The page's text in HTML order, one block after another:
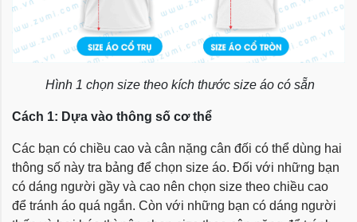
Hình 1 chọn size theo kích thước size áo có sẵn
Cách 1: Dựa vào thông số cơ thể
Các bạn có chiều cao và cân nặng cân đối có thể dùng hai
thông số này tra bảng để chọn size áo. Đối với những bạn
có dáng người gầy và cao nên chọn size theo chiều cao
để tránh áo quá ngắn. Còn với những bạn có dáng người